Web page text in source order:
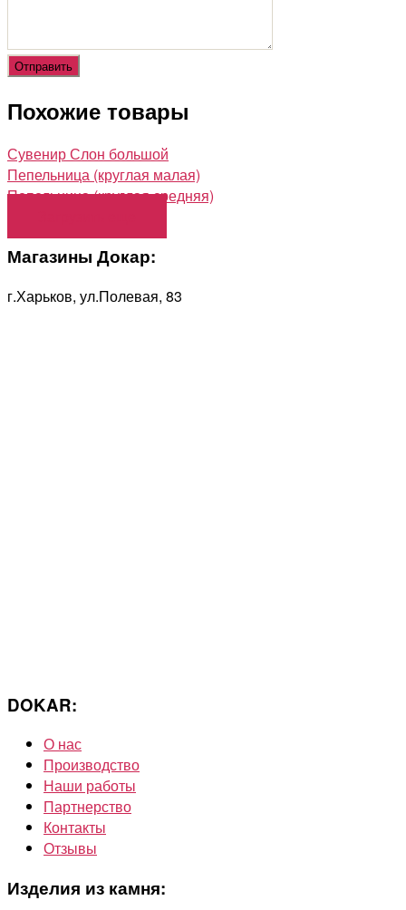
Похожие товары
Сувенир Слон большой
Пепельница (круглая малая)
Пепельница (круглая средняя)
Магазины Докар:
г.Харьков, ул.Полевая, 83
DOKAR:
О нас
Производство
Наши работы
Партнерство
Контакты
Отзывы
Изделия из камня: